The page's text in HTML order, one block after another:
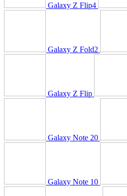
Galaxy Z Flip4
Galaxy Z Fold2
Galaxy Z Flip
Galaxy Note 20
Galaxy Note 10